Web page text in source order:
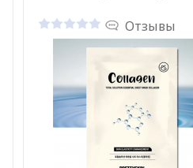
Отзывы